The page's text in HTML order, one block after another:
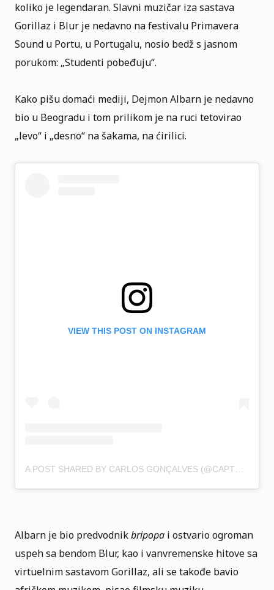
koliko je legendaran. Slavni muzičar iza sastava
Gorillaz i Blur je nedavno na festivalu Primavera
Sound u Portu, u Portugalu, nosio bedž s jasnom
porukom: „Studenti pobeđuju“.
Kako pišu domaći mediji, Dejmon Albarn je nedavno
bio u Beogradu i tom prilikom je na ruci tetovirao
„levo“ i „desno“ na šakama, na ćirilici.
VIEW THIS POST ON INSTAGRAM
A POST SHARED BY CARLOS GONÇALVES (@CAPTURE.LOVER)
Albarn je bio predvodnikbripopa i ostvario ogroman
uspeh sa bendom Blur, kao i vanvremenske hitove sa
virtuelnim sastavom Gorillaz, ali se takođe bavio